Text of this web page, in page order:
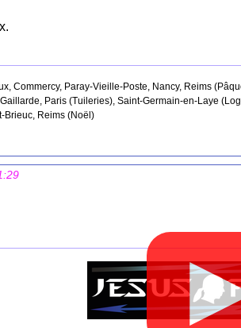
Commercy, Paray-Vieille-Poste, Nancy, Reims
Paris (Tuileries), Saint-Germain-en-Laye
Brieuc, Reims (Noël)